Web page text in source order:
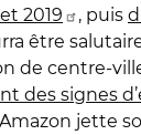
2019 , puis
être
de centre-
des signes
jette